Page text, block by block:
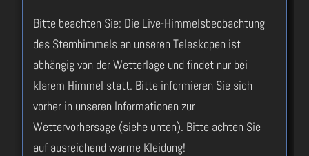
Bitte beachten Sie: Die Live-Himmelsbeobachtung
des Sternhimmels an unseren Teleskopen ist
abhängig von der Wetterlage und findet nur bei
klarem Himmel statt. Bitte informieren Sie sich
vorher in unseren Informationen zur
Wettervorhersage (siehe unten). Bitte achten Sie
auf ausreichend warme Kleidung!